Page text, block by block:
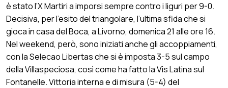
è stato l’X Martiri a imporsi sempre contro i liguri per 9-0.
Decisiva, per l’esito del triangolare, l’ultima sfida che si
gioca in casa del Boca, a Livorno, domenica 21 alle ore 16.
Nel weekend, però, sono iniziati anche gli accoppiamenti,
con la Selecao Libertas che si è imposta 3-5 sul campo
della Villaspeciosa, così come ha fatto la Vis Latina sul
Fontanelle. Vittoria interna e di misura (5-4) del